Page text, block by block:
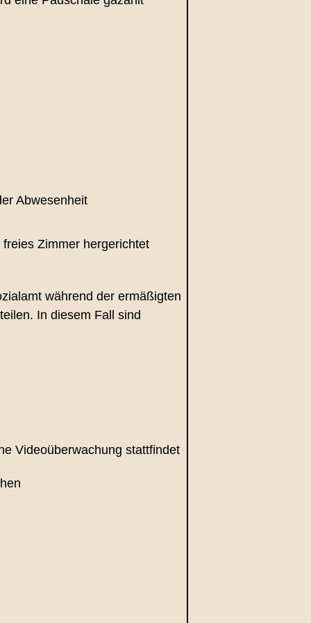
Abwesenheit
Zimmer hergerichtet
während der ermäßigten
In diesem Fall sind
Videoüberwachung stattfindet